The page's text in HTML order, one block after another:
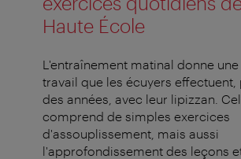
Haute École
L'entraînement matinal donne
travail que les écuyers effectuent,
des années, avec leur lipizzan.
comprend de simples exercices
d'assouplissement, mais aussi
l'approfondissement des leçons